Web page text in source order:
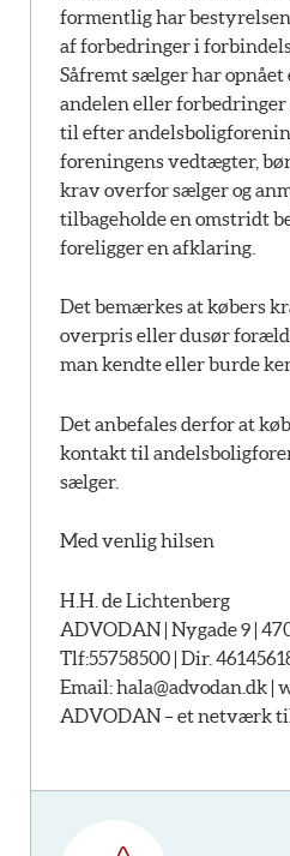
formentlig har
af forbedringer i
Såfremt sælger har
andelen eller
til efter
foreningens vedtægter,
krav overfor sælger og
tilbageholde en omstridt
foreligger en afklaring.
Det bemærkes at købers
overpris eller dusør
man kendte eller burde
Det anbefales derfor at
kontakt til
sælger.
Med venlig hilsen
H.H. de Lichtenberg
ADVODAN | Nygade 9 |
Tlf:55758500 | Dir.
Email:hala@advodan.dk |
ADVODAN – et netværk